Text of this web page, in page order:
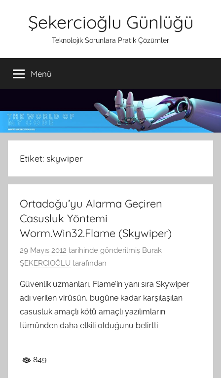
Şekercioğlu Günlüğü
Teknolojik Sorunlara Pratik Çözümler
Menü
Etiket: skywiper
Ortadoğu’yu Alarma Geçiren
Casusluk Yöntemi
Worm.Win32.Flame (Skywiper)
29 Mayıs 2012 tarihinde gönderilmiş Burak
ŞEKERCİOĞLU tarafından
Güvenlik uzmanları, Flame’in yanı sıra Skywiper
adı verilen virüsün, bugüne kadar karşılaşılan
casusluk amaçlı kötü amaçlı yazılımların
tümünden daha etkili olduğunu belirtti
849